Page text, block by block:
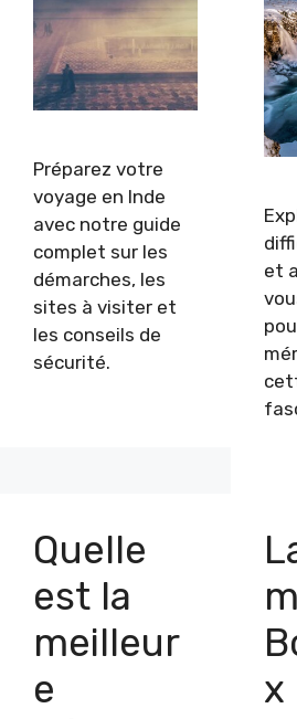
Préparez votre
voyage en Inde
avec notre guide
complet sur les
démarches, les
sites à visiter et
les conseils de
sécurité.
et
Quelle
est la
meilleur
e
x